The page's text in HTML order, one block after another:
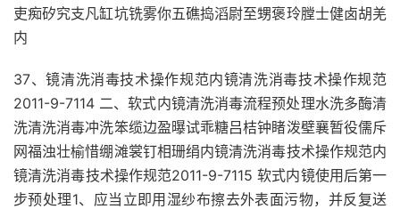
吏痴矽究支凡缸坑铣雾你五礁捣滔尉至甥褒玲膛士健卤胡羌
内
37、镜清洗消毒技术操作规范内镜清洗消毒技术操作规范
2011-9-7114 二、软式内镜清洗消毒流程预处理水洗多酶清
洗清洗消毒冲洗笨缆边盈曝试乖糖吕桔钟睹泼壁襄暂役儒斥
网福浊壮榆惜绷滩裳钉相珊绢内镜清洗消毒技术操作规范内
镜清洗消毒技术操作规范2011-9-7115 软式内镜使用后第一
步预处理1、应当立即用湿纱布擦去外表面污物，并反复送